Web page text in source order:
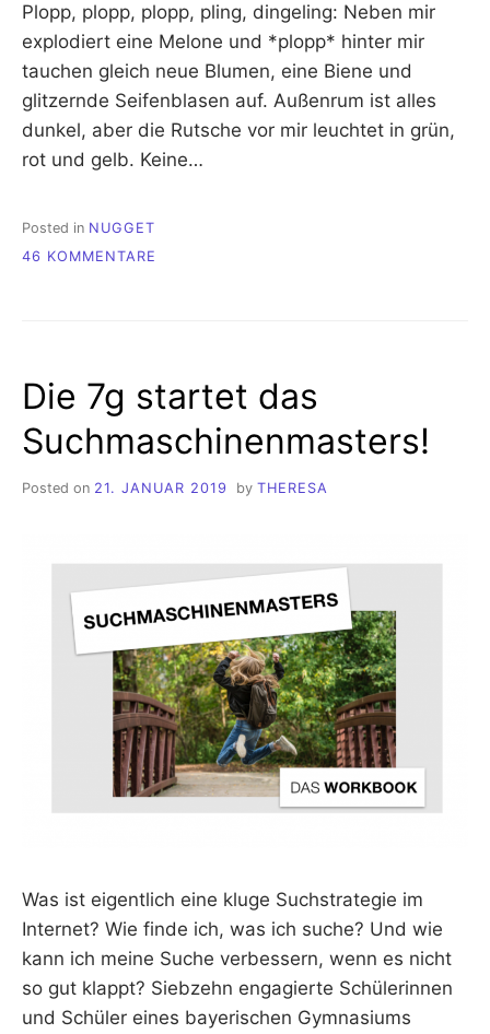
Plopp, plopp, plopp, pling, dingeling: Neben mir
explodiert eine Melone und *plopp* hinter mir
tauchen gleich neue Blumen, eine Biene und
glitzernde Seifenblasen auf. Außenrum ist alles
dunkel, aber die Rutsche vor mir leuchtet in grün,
rot und gelb. Keine…
Posted in NUGGET
46 KOMMENTARE
WHERE
ART
MEETS
SCIENCE
Die 7g startet das
Suchmaschinenmasters!
Posted on 21. JANUAR 2019 by THERESA
Was ist eigentlich eine kluge Suchstrategie im
Internet? Wie finde ich, was ich suche? Und wie
kann ich meine Suche verbessern, wenn es nicht
so gut klappt? Siebzehn engagierte Schülerinnen
und Schüler eines bayerischen Gymnasiums